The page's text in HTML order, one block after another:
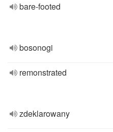
bare-footed
bosonogi
remonstrated
zdeklarowany